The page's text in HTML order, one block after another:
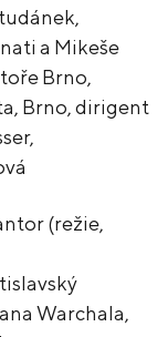
a Mikeše
Brno,
Brno, dirigent
(režie,
Warchala,